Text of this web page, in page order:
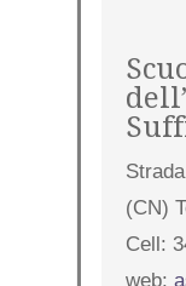
(CN)
Cell:
web: